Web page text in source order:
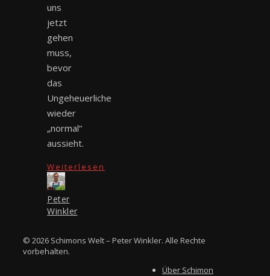
uns
jetzt
gehen
muss,
bevor
das
Ungeheuerliche
wieder
„normal“
aussieht.
Weiterlesen
Peter
Winkler
© 2026 Schimons Welt – Peter Winkler. Alle Rechte
vorbehalten.
Über Schimon